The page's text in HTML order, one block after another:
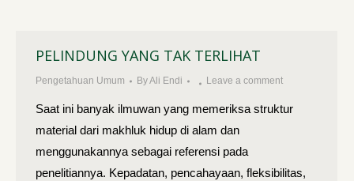
PELINDUNG YANG TAK TERLIHAT
Pengetahuan Umum ByAli Endi Leave a comment
Saat ini banyak ilmuwan yang memeriksa struktur
material dari makhluk hidup di alam dan
menggunakannya sebagai referensi pada
penelitiannya. Kepadatan, pencahayaan, fleksibilitas,